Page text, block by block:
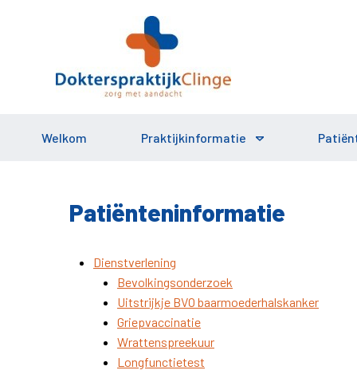
Welkom Praktijkinformatie
Patiënteninformatie
Dienstverlening
Bevolkingsonderzoek
Uitstrijkje BVO baarmoederhalskanker
Griepvaccinatie
Wrattenspreekuur
Longfunctietest